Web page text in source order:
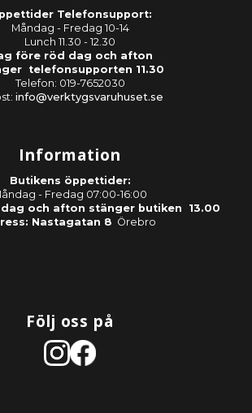
Telefonsupport:
Måndag - Fredag 10-14
Lunch 11.30 - 12.30
före röd dag och afton
telefonsupporten 11.30
Telefon: 019-7652030
info@verktygsvaruhuset.se
Information
Butikens öppettider:
- Fredag 07:00-16:00
och afton stänger butiken 13.00
Nastagatan 8 Örebro
Följ oss på